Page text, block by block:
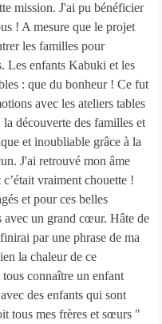
mission. J'ai pu bénéficier
! A mesure que le projet
les familles pour
Les enfants Kabuki et les
: que du bonheur ! Ce fut
avec les ateliers tables
découverte des familles et
et inoubliable grâce à la
J'ai retrouvé mon âme
vraiment chouette !
et pour ces belles
avec un grand cœur. Hâte de
par une phrase de ma
la chaleur de ce
connaître un enfant
des enfants qui sont
tous mes frères et sœurs "